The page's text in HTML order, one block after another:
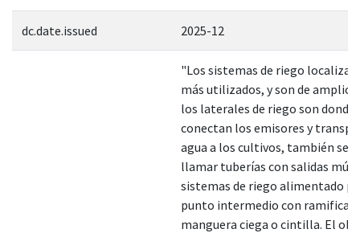
dc.date.issued 2025-12
"Los sistemas de riego
más utilizados, y son de amplio
los laterales de riego son donde
conectan los emisores y
agua a los cultivos, también se
llamar tuberías con salidas
sistemas de riego alimentado
punto intermedio con
manguera ciega o cintilla. El